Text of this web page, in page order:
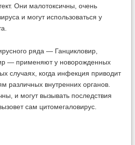
Они малотоксичны, очень
и могут использоваться у
ряда — Ганцикловир,
— применяют у новорожденных
случаях, когда инфекция приводит
различных внутренних органов.
и могут вызывать последствия
сам цитомегаловирус.